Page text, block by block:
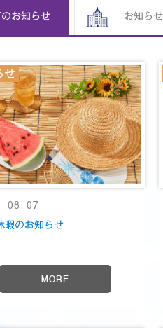
お知らせ お知らせ
せ
暇のお知らせ
MORE